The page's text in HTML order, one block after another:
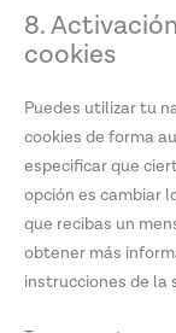
8.
cookies
Puedes utilizar tu
cookies de forma
especificar que
opción es cambiar
que recibas un
obtener más
instrucciones de la